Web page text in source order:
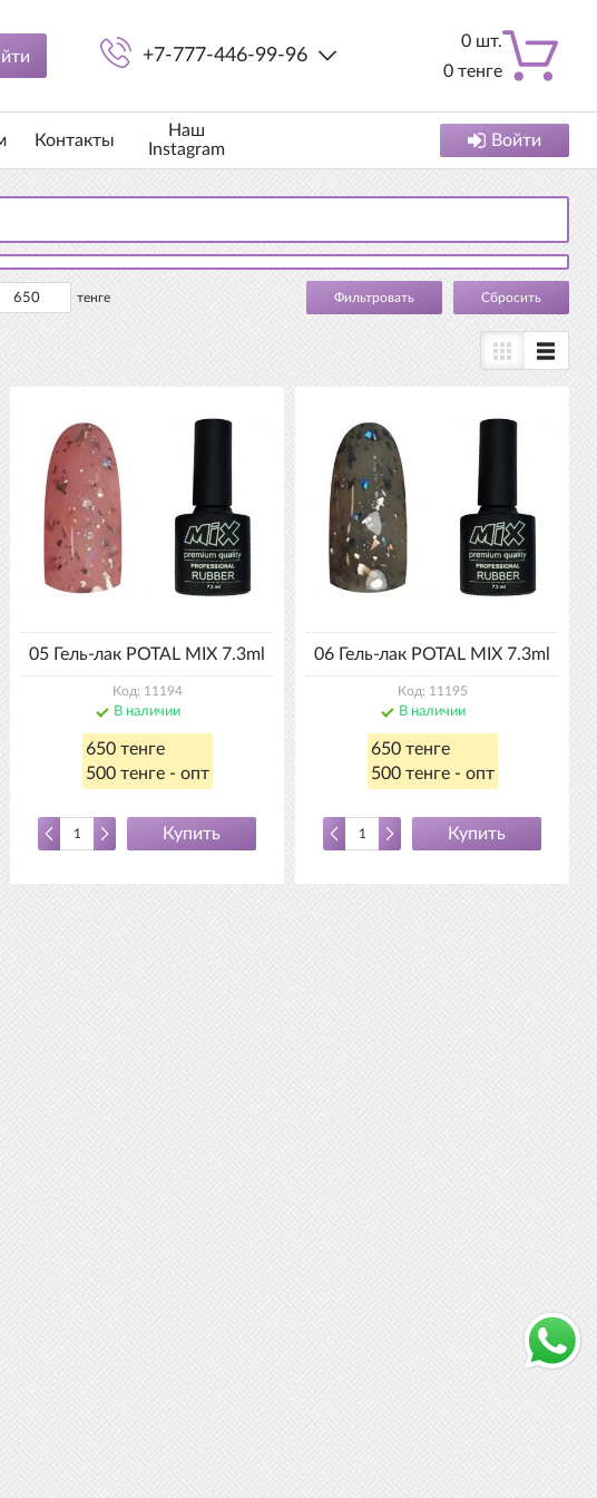
+7-777-446-99-96
0 шт.
0 тенге
Контакты
Наш
Instagram
Войти
тенге Cбросить
05 Гель-лак POTAL MIX 7.3ml
Код: 11194
В наличии
650 тенге
500 тенге - опт
Купить
06 Гель-лак POTAL MIX 7.3ml
Код: 11195
В наличии
650 тенге
500 тенге - опт
Купить